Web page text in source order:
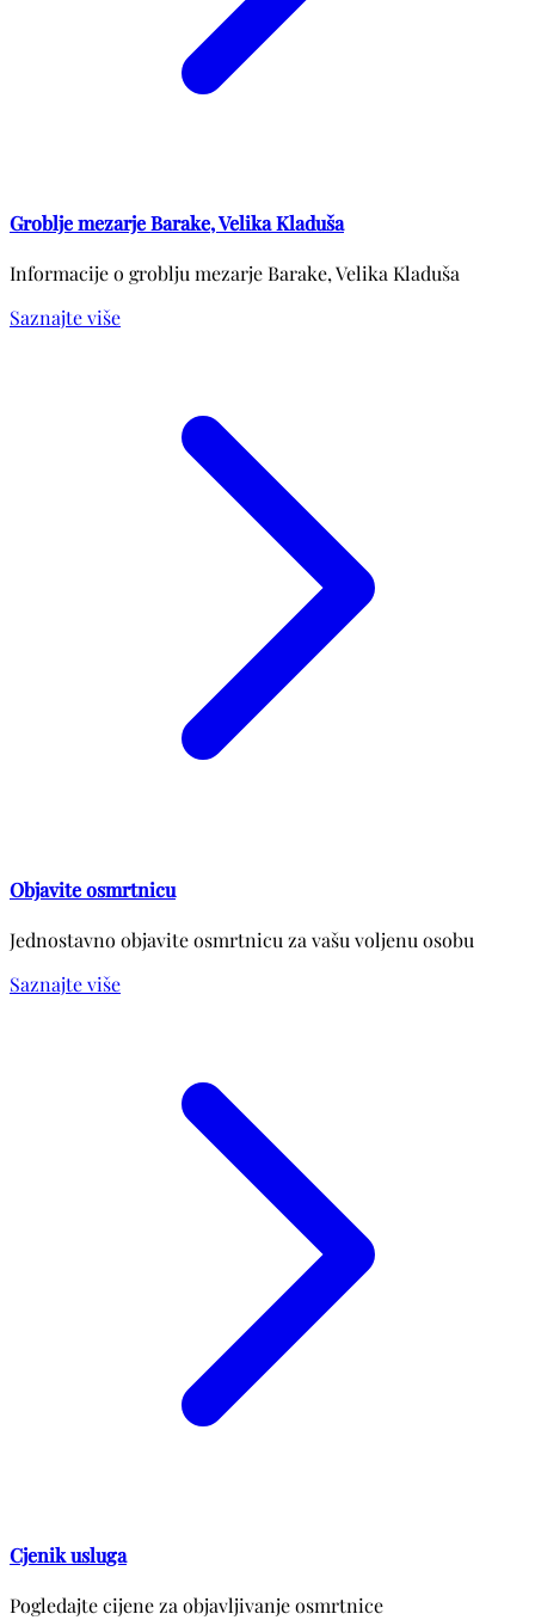
Groblje mezarje Barake, Velika Kladuša
Informacije o groblju mezarje Barake, Velika Kladuša
Saznajte više
Objavite osmrtnicu
Jednostavno objavite osmrtnicu za vašu voljenu osobu
Saznajte više
Cjenik usluga
Pogledajte cijene za objavljivanje osmrtnice